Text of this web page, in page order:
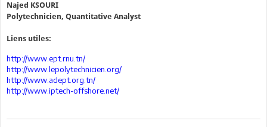
Najed KSOURI
Polytechnicien, Quantitative Analyst
Liens utiles:
http://www.ept.rnu.tn/
http://www.lepolytechnicien.org/
http://www.adept.org.tn/
http://www.iptech-offshore.net/